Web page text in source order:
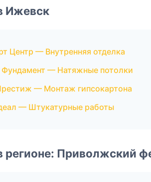
Ижевск
Центр — Внутренняя отделка
— Натяжные потолки
— Монтаж гипсокартона
— Штукатурные работы
регионе: Приволжский